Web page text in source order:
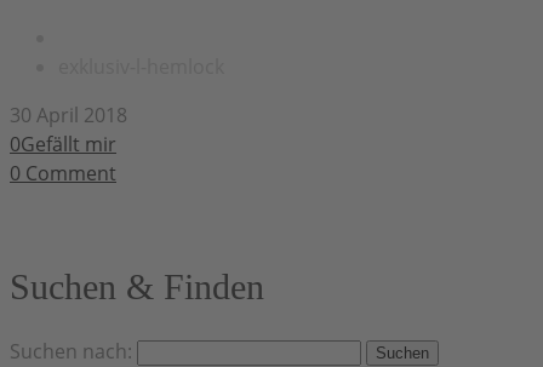
30 April 2018
0Gefällt mir
0 Comment
Suchen & Finden
Suchen nach: